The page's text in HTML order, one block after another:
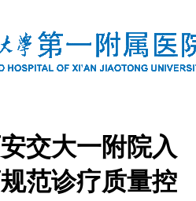
交大一附院入
范诊疗质量控